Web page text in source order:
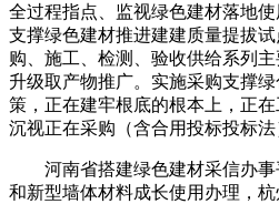
全过程指点、监视绿色建材落地使
支撑绿色建材推进建建质量提拔
购、施工、检测、验收供给系列
升级取产物推广。实施采购支撑
策，正在建牢根底的根本上，正
沉视正在采购（含合用投标投标法
河南省搭建绿色建材采信办事
和新型墙体材料成长使用办理，